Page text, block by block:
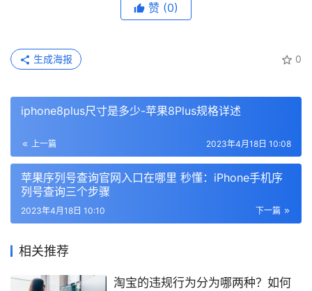
赞 (0)
0
生成海报
iphone8plus尺寸是多少-苹果8Plus规格详述
上一篇 2023年4月18日 10:08
苹果序列号查询官网入口在哪里 秒懂：iPhone手机序
列号查询三个步骤
下一篇
2023年4月18日 10:10
相关推荐
淘宝的违规行为分为哪两种？如何